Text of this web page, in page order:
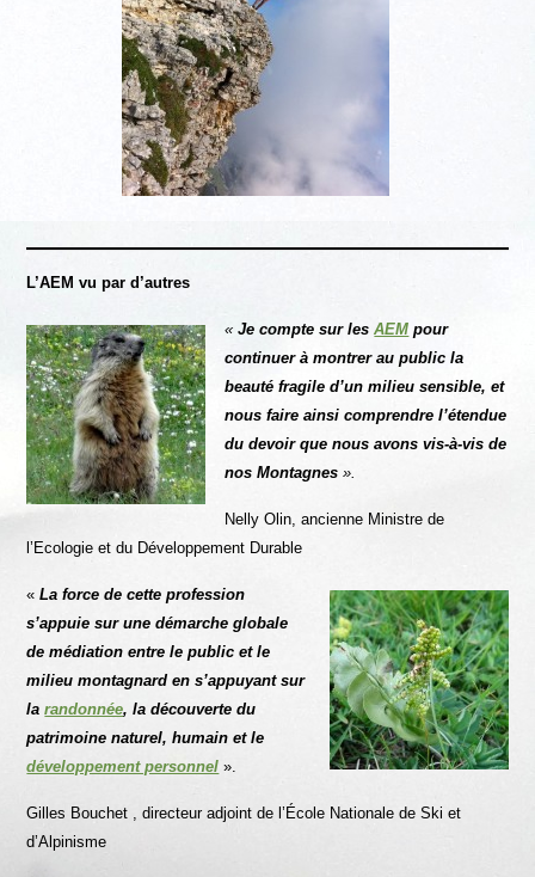
L’AEM vu par d’autres
«Je compte sur lesAEM pour
continuer à montrer au public la
beauté fragile d’un milieusensible, et
nous faire ainsi comprendre l’étendue
du devoir que nous avons vis-à-vis de
nos Montagnes ».
Nelly Olin, ancienne Ministre de
l’Ecologie et du Développement Durable
«La force de cette profession
s’appuie sur une démarche globale
de médiation entre le public et le
milieu montagnarden s’appuyant sur
larandonnée, la découverte du
patrimoine naturel, humain et le
développement personnel ».
Gilles Bouchet , directeur adjoint de l’École Nationale de Ski et
d’Alpinisme